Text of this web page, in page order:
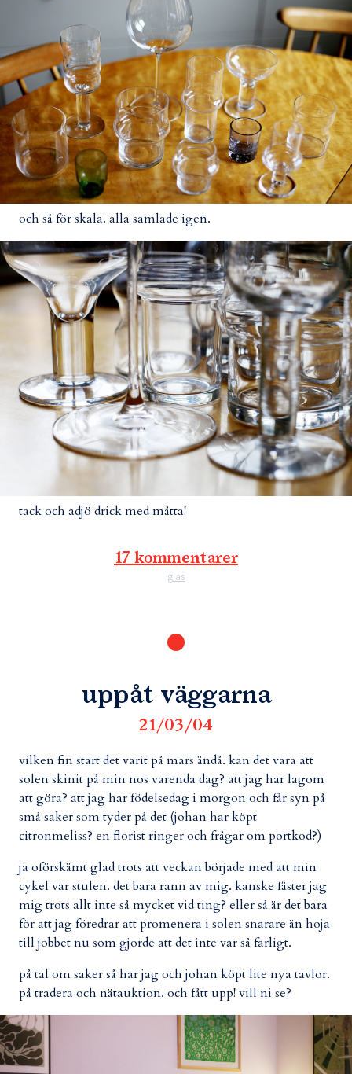
och så för skala. alla samlade igen.
tack och adjö drick med måtta!
17 kommentarer
glas
uppåt väggarna
21/03/04
vilken fin start det varit på mars ändå. kan det vara att
solen skinit på min nos varenda dag? att jag har lagom
att göra? att jag har födelsedag i morgon och får syn på
små saker som tyder på det (johan har köpt
citronmeliss? en florist ringer och frågar om portkod?)
ja oförskämt glad trots att veckan började med att min
cykel var stulen. det bara rann av mig. kanske fäster jag
mig trots allt inte så mycket vid ting? eller så är det bara
för att jag föredrar att promenera i solen snarare än hoja
till jobbet nu som gjorde att det inte var så farligt.
på tal om saker så har jag och johan köpt lite nya tavlor.
på tradera och nätauktion. och fått upp! vill ni se?